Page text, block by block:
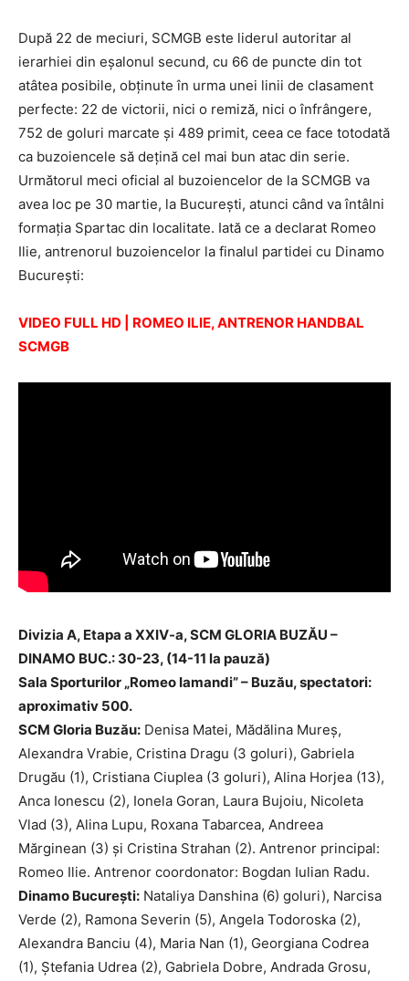
După 22 de meciuri, SCMGB este liderul autoritar al
ierarhiei din eşalonul secund, cu 66 de puncte din tot
atâtea posibile, obţinute în urma unei linii de clasament
perfecte: 22 de victorii, nici o remiză, nici o înfrângere,
752 de goluri marcate şi 489 primit, ceea ce face totodată
ca buzoiencele să deţină cel mai bun atac din serie.
Următorul meci oficial al buzoiencelor de la SCMGB va
avea loc pe 30 martie, la Bucureşti, atunci când va întâlni
formaţia Spartac din localitate. Iată ce a declarat Romeo
Ilie, antrenorul buzoiencelor la finalul partidei cu Dinamo
Bucureşti:
VIDEO FULL HD | ROMEO ILIE, ANTRENOR HANDBAL
SCMGB
Divizia A, Etapa a XXIV-a, SCM GLORIA BUZĂU –
DINAMO BUC.: 30-23, (14-11 la pauză)
Sala Sporturilor „Romeo Iamandi” – Buzău, spectatori:
aproximativ 500.
SCM Gloria Buzău: Denisa Matei, Mădălina Mureş,
Alexandra Vrabie, Cristina Dragu (3 goluri), Gabriela
Drugău (1), Cristiana Ciuplea (3 goluri), Alina Horjea (13),
Anca Ionescu (2), Ionela Goran, Laura Bujoiu, Nicoleta
Vlad (3), Alina Lupu, Roxana Tabarcea, Andreea
Mărginean (3) şi Cristina Strahan (2). Antrenor principal:
Romeo Ilie. Antrenor coordonator: Bogdan Iulian Radu.
Dinamo Bucureşti: Nataliya Danshina (6) goluri), Narcisa
Verde (2), Ramona Severin (5), Angela Todoroska (2),
Alexandra Banciu (4), Maria Nan (1), Georgiana Codrea
(1), Ştefania Udrea (2), Gabriela Dobre, Andrada Grosu,